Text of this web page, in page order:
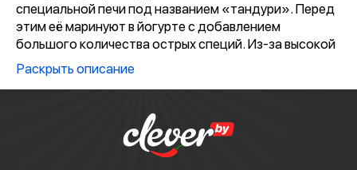
специальной печи под названием «тандури». Перед
этим её маринуют в йогурте с добавлением
большого количества острых специй. Из-за высокой
температуры и того, что курица полежала в
маринаде, мясо готовится очень быстро — всего
Раскрыть описание